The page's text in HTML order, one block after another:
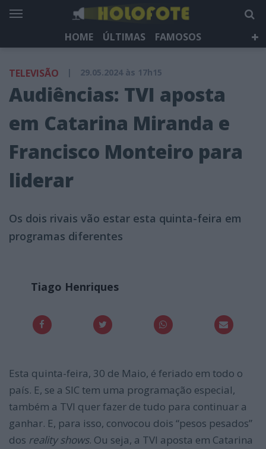
HOME ÚLTIMAS
FAMOSOS
HOLOFOTE TV
NEWSLETTER
TELEVISÃO | 29.05.2024 às 17h15
Audiências: TVI aposta
em Catarina Miranda e
Francisco Monteiro para
liderar
Os dois rivais vão estar esta quinta-feira em
programas diferentes
Tiago Henriques
Esta quinta-feira, 30 de Maio, é feriado em todo o
país. E, se a SIC tem uma programação especial,
também a TVI quer fazer de tudo para continuar a
ganhar. E, para isso, convocou dois “pesos pesados”
dos reality shows. Ou seja, a TVI aposta em Catarina